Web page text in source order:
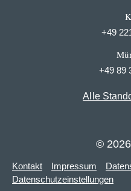
+49
+49 89
Alle
©
Kontakt Impressum
Datenschutzeinstellungen